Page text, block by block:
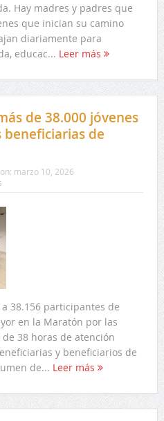
Hay madres y padres que
que inician su camino
diariamente para
educac... Leer más
de 38.000 jóvenes
de
on: marzo 10, 2026
38.156 participantes de
en la Maratón por las
38 horas de atención
y beneficiarios de
de... Leer más